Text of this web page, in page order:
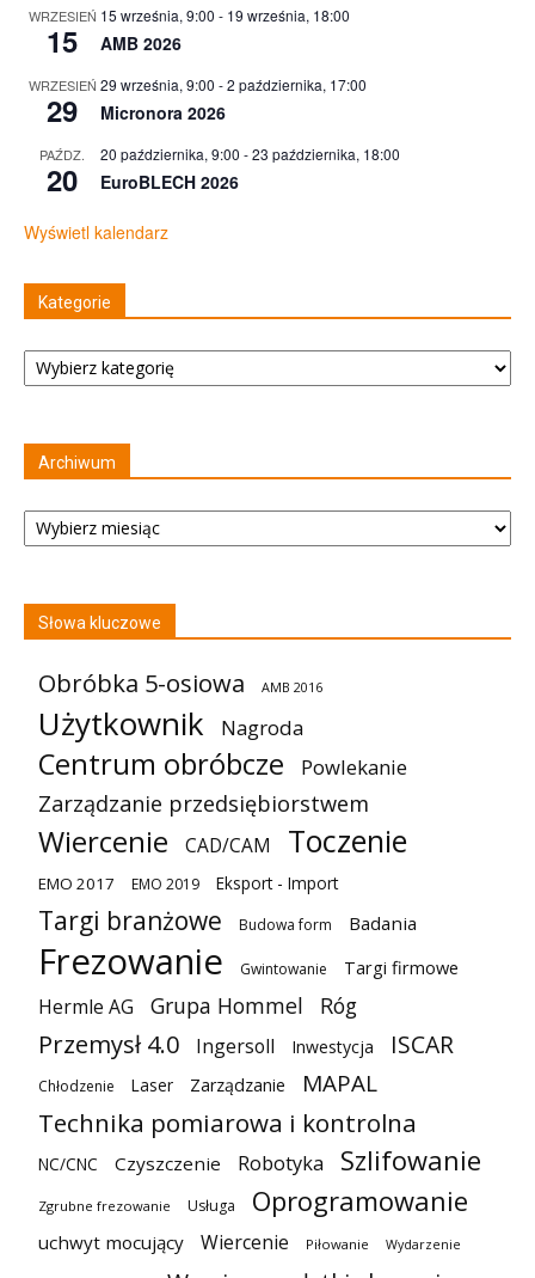
WRZESIEŃ
15
15 września, 9:00 - 19 września, 18:00
AMB 2026
WRZESIEŃ
29
29 września, 9:00 -2 października, 17:00
Micronora 2026
PAŹDZ.
20
20 października, 9:00 -23 października, 18:00
EuroBLECH 2026
Wyświetl kalendarz
Kategorie
Kategorie
Archiwum
Archiwum
Słowa kluczowe
Obróbka 5-osiowa AMB 2016
Użytkownik Nagroda
Centrum obróbcze Powlekanie
Zarządzanie przedsiębiorstwem
Wiercenie CAD/CAM Toczenie
EMO 2017 EMO 2019 Eksport - Import
Targi branżowe Budowa form Badania
Frezowanie Gwintowanie Targi firmowe
Hermle AG Grupa Hommel Róg
Przemysł 4.0 Ingersoll Inwestycja ISCAR
Chłodzenie Laser Zarządzanie MAPAL
Technika pomiarowa i kontrolna
NC/CNC Czyszczenie Robotyka Szlifowanie
Zgrubne frezowanie Usługa Oprogramowanie
uchwyt mocujący Wiercenie Piłowanie Wydarzenie